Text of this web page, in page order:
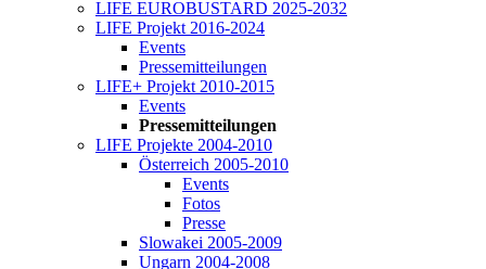
LIFE EUROBUSTARD 2025-2032
LIFE Projekt 2016-2024
Events
Pressemitteilungen
LIFE+ Projekt 2010-2015
Events
Pressemitteilungen
LIFE Projekte 2004-2010
Österreich 2005-2010
Events
Fotos
Presse
Slowakei 2005-2009
Ungarn 2004-2008